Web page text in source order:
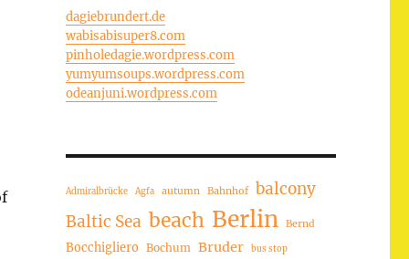
dagiebrundert.de
wabisabisuper8.com
pinholedagie.wordpress.com
yumyumsoups.wordpress.com
odeanjuni.wordpress.com
Admiralbrücke Agfa autumn Bahnhof balcony
Baltic Sea beach Berlin Bernd
Bocchigliero Bochum Bruder bus stop